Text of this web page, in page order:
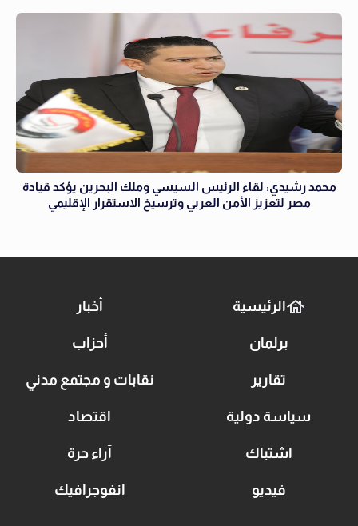
محمد رشيدي: لقاء الرئيس السيسي وملك البحرين يؤكد قيادة
مصر لتعزيز الأمن العربي وترسيخ الاستقرار الإقليمي
الرئيسية أخبار
برلمان أحزاب
تقارير نقابات و مجتمع مدني
سياسة دولية اقتصاد
اشتباك آراء حرة
فيديو انفوجرافيك